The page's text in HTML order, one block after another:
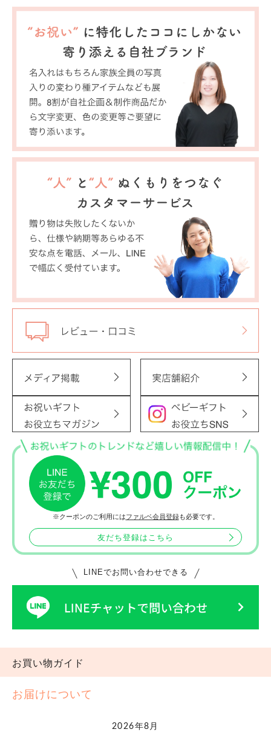
※クーポンのご利用にはファルベ会員登録も必要です。
友だち登録はこちら
LINEでお問い合わせできる
お買い物ガイド
お届けについて
2026年8月